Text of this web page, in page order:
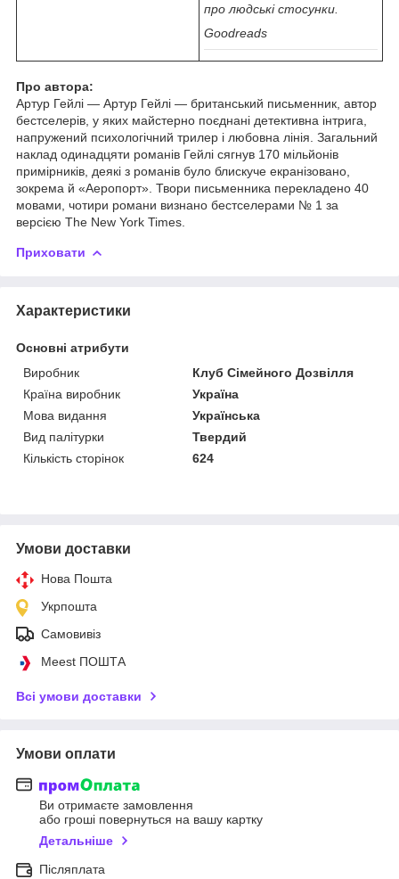
про людські стосунки.
Goodreads
Про автора:
Артур Гейлі — Артур Гейлі — британський письменник, автор
бестселерів, у яких майстерно поєднані детективна інтрига,
напружений психологічний трилер і любовна лінія. Загальний
наклад одинадцяти романів Гейлі сягнув 170 мільйонів
примірників, деякі з романів було блискуче екранізовано,
зокрема й «Аеропорт». Твори письменника перекладено 40
мовами, чотири романи визнано бестселерами № 1 за
версією The New York Times.
Приховати
Характеристики
Основні атрибути
Виробник
Клуб Сімейного Дозвілля
Країна виробник
Україна
Мова видання
Українська
Вид палітурки
Твердий
Кількість сторінок
624
Умови доставки
Нова Пошта
Укрпошта
Самовивіз
Meest ПОШТА
Всі умови доставки
Умови оплати
Ви отримаєте замовлення
або гроші повернуться на вашу картку
Детальніше
Післяплата